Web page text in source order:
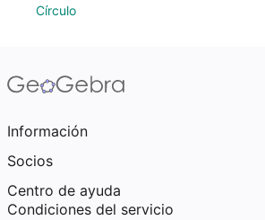
Círculo
Información
Socios
Centro de ayuda
Condiciones del servicio